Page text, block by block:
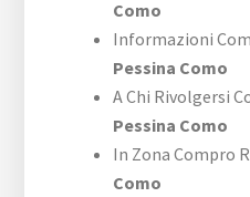
Como
Informazioni
Pessina Como
A Chi Rivolgersi
Pessina Como
In Zona Compro
Como